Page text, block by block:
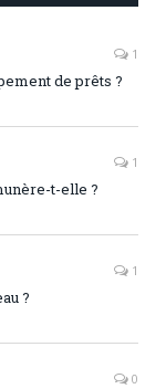
1
de prêts ?
1
t-elle ?
1
?
0